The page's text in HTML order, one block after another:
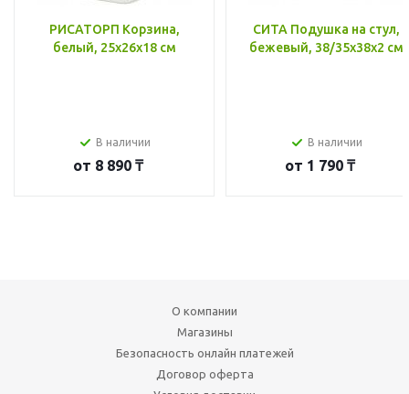
РИСАТОРП Корзина,
белый, 25x26x18 см
В наличии
от 8 890 ₸
СИТА Подушка на стул,
бежевый, 38/35x38x2 см
В наличии
от 1 790 ₸
О компании
Магазины
Безопасность онлайн платежей
Договор оферта